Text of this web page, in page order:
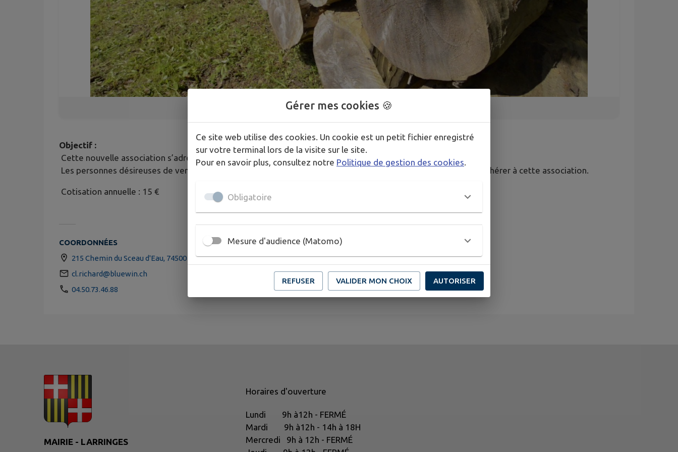
1/1
Objectif :
Cette nouvelle association s’adresse à tous les propriétaires forestiers de la commune de Larringes.
Les personnes désireuses de vendre, d’acheter, d’échanger, de restaurer leurs parcelles forestières peuvent adhérer à cette association.
Cotisation annuelle : 15 €
COORDONNÉES
215 Chemin du Sceau d'Eau, 74500 Larringes
cl.richard@bluewin.ch
04.50.73.46.88
MAIRIE - LARRINGES
Horaires d'ouverture
Lundi 9h à12h - FERMÉ
Mardi 9h à12h - 14h à 18H
Mercredi 9h à 12h - FERMÉ
Gérer mes cookies 🍪
Ce site web utilise des cookies. Un cookie est un petit fichier enregistré
sur votre terminal lors de la visite sur le site.
Pour en savoir plus, consultez notre Politique de gestion des cookies.
Obligatoire
Mesure d'audience (Matomo)
REFUSER VALIDER MON CHOIX AUTORISER